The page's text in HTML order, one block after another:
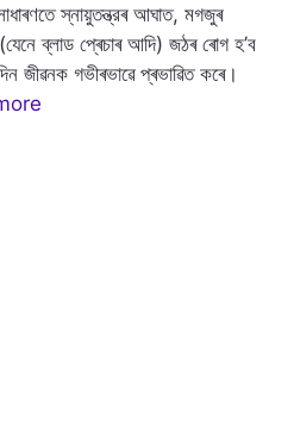
স্নায়ুতন্ত্রৰ আঘাত, মগজুৰ
ব্লাড প্ৰেচাৰ আদি) জঠৰ ৰোগ হ’ব
জীৱনক গভীৰভাৱে প্ৰভাৱিত কৰে।